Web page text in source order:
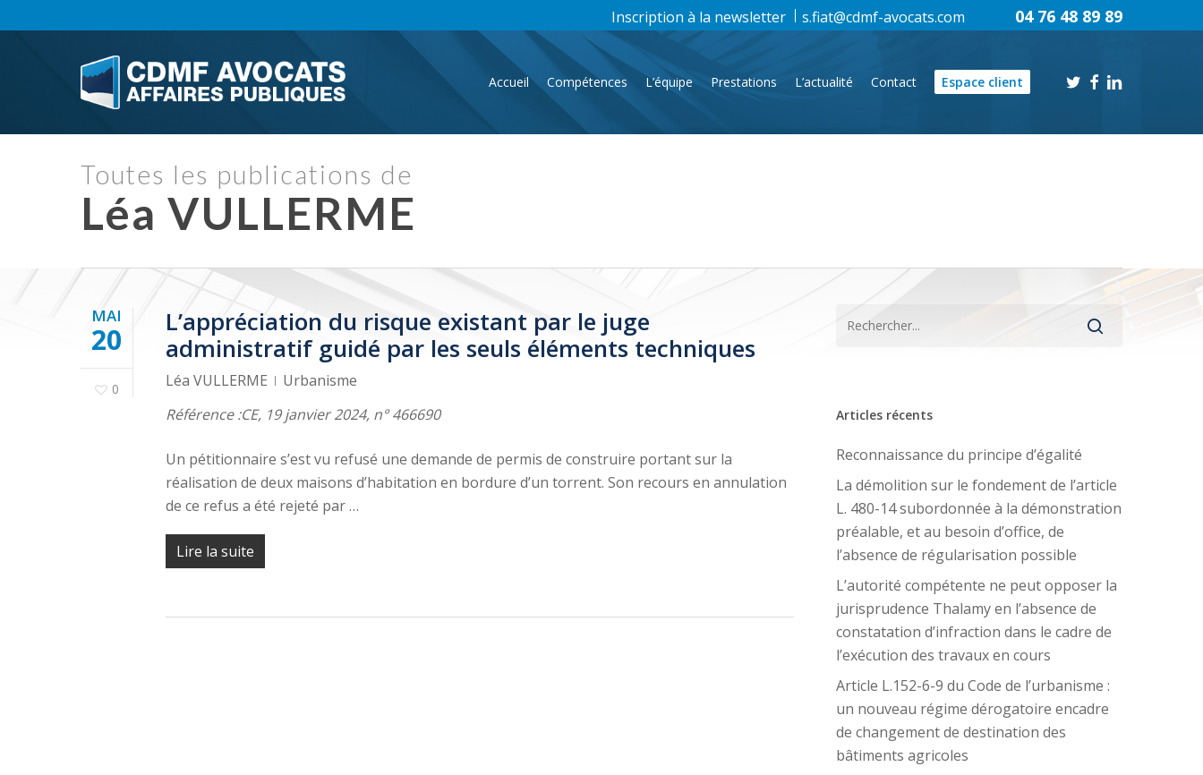
to
Accueil Compétences L’équipe Prestations L’actualité Contact Espace client twitterfacebook
linkedin
Inscription à la newsletter s.fiat@cdmf-avocats.com 04 76 48 89 89
Toutes les publications de
Léa VULLERME
MAI
20
0
L’appréciation du risque existant par le juge
administratif guidé par les seuls éléments techniques
Léa VULLERME
Urbanisme
Référence :CE, 19 janvier 2024, n° 466690
Un pétitionnaire s’est vu refusé une demande de permis de construire portant sur la
réalisation de deux maisons d’habitation en bordure d’un torrent. Son recours en annulation
de ce refus a été rejeté par …
Lire la suite
Articles récents
Reconnaissance du principe d’égalité
La démolition sur le fondement de l’article
L. 480-14 subordonnée à la démonstration
préalable, et au besoin d’office, de
l’absence de régularisation possible
L’autorité compétente ne peut opposer la
jurisprudence Thalamy en l’absence de
constatation d’infraction dans le cadre de
l’exécution des travaux en cours
Article L.152-6-9 du Code de l’urbanisme :
un nouveau régime dérogatoire encadre
de changement de destination des
bâtiments agricoles